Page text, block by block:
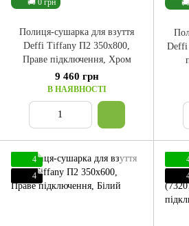
Полиця-сушарка для взуття
Deffi Tiffany П2 350x800,
Праве підключення, Хром
9 460 грн
В НАЯВНОСТІ
Deffi
4
4